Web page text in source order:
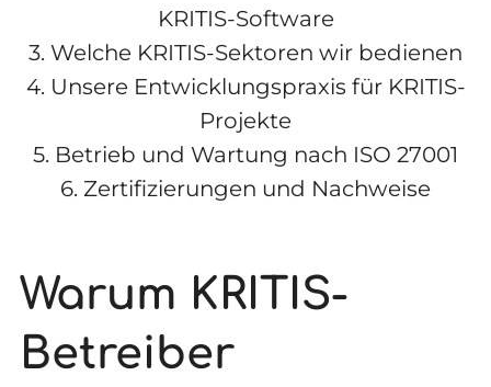
KRITIS-Software
3. Welche KRITIS-Sektoren wir bedienen
4. Unsere Entwicklungspraxis für KRITIS-
Projekte
5. Betrieb und Wartung nach ISO 27001
6. Zertifizierungen und Nachweise
Warum KRITIS-
Betreiber